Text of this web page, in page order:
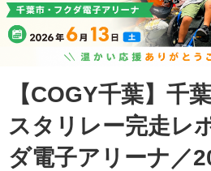
【COGY千葉】千
スタリレー完走レ
ダ電子アリーナ／